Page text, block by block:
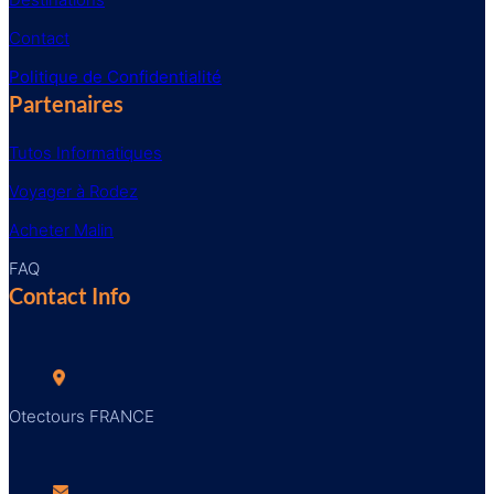
Contact
Politique de Confidentialité
Partenaires
Tutos Informatiques
Voyager à Rodez
Acheter Malin
FAQ
Contact Info
Otectours FRANCE